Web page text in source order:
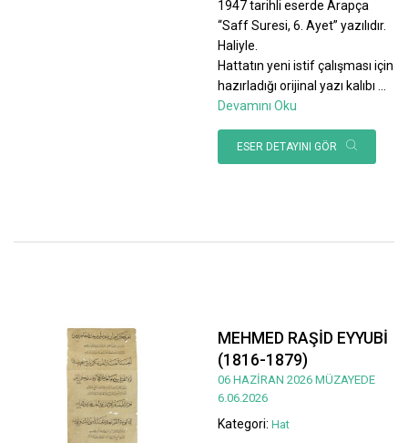
1947 tarihli eserde Arapça
“Saff Suresi, 6. Ayet” yazılıdır.
Haliyle.
Hattatın yeni istif çalışması için
hazırladığı orijinal yazı kalıbı
Devamını Oku
ESER DETAYINI GÖR
MEHMED RAŞİD EYYUBİ
(1816-1879)
06 HAZİRAN 2026 MÜZAYEDE
6.06.2026
Kategori: Hat